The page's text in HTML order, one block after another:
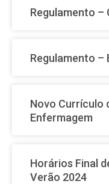
Regulamento –
Regulamento –
Novo Currículo
Enfermagem
Horários Final
Verão 2024